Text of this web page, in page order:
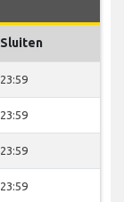
Sluiten
23:59
23:59
23:59
23:59